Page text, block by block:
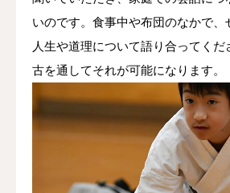
いのです。食事中や布団のなかで、
人生や道理について語り合ってく
古を通してそれが可能になります。